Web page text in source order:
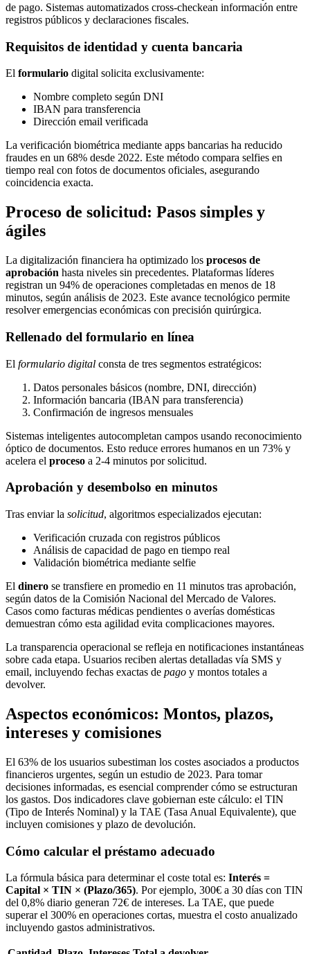
de pago. Sistemas automatizados cross-checkean información entre
registros públicos y declaraciones fiscales.
Requisitos de identidad y cuenta bancaria
El formulario digital solicita exclusivamente:
Nombre completo según DNI
IBAN para transferencia
Dirección email verificada
La verificación biométrica mediante apps bancarias ha reducido
fraudes en un 68% desde 2022. Este método compara selfies en
tiempo real con fotos de documentos oficiales, asegurando
coincidencia exacta.
Proceso de solicitud: Pasos simples y
ágiles
La digitalización financiera ha optimizado los procesos de
aprobación hasta niveles sin precedentes. Plataformas líderes
registran un 94% de operaciones completadas en menos de 18
minutos, según análisis de 2023. Este avance tecnológico permite
resolver emergencias económicas con precisión quirúrgica.
Rellenado del formulario en línea
El formulario digital consta de tres segmentos estratégicos:
Datos personales básicos (nombre, DNI, dirección)
Información bancaria (IBAN para transferencia)
Confirmación de ingresos mensuales
Sistemas inteligentes autocompletan campos usando reconocimiento
óptico de documentos. Esto reduce errores humanos en un 73% y
acelera el proceso a 2-4 minutos por solicitud.
Aprobación y desembolso en minutos
Tras enviar la solicitud, algoritmos especializados ejecutan:
Verificación cruzada con registros públicos
Análisis de capacidad de pago en tiempo real
Validación biométrica mediante selfie
El dinero se transfiere en promedio en 11 minutos tras aprobación,
según datos de la Comisión Nacional del Mercado de Valores.
Casos como facturas médicas pendientes o averías domésticas
demuestran cómo esta agilidad evita complicaciones mayores.
La transparencia operacional se refleja en notificaciones instantáneas
sobre cada etapa. Usuarios reciben alertas detalladas vía SMS y
email, incluyendo fechas exactas de pago y montos totales a
devolver.
Aspectos económicos: Montos, plazos,
intereses y comisiones
El 63% de los usuarios subestiman los costes asociados a productos
financieros urgentes, según un estudio de 2023. Para tomar
decisiones informadas, es esencial comprender cómo se estructuran
los gastos. Dos indicadores clave gobiernan este cálculo: el TIN
(Tipo de Interés Nominal) y la TAE (Tasa Anual Equivalente), que
incluyen comisiones y plazo de devolución.
Cómo calcular el préstamo adecuado
La fórmula básica para determinar el coste total es: Interés =
Capital × TIN × (Plazo/365). Por ejemplo, 300€ a 30 días con TIN
del 0,8% diario generan 72€ de intereses. La TAE, que puede
superar el 300% en operaciones cortas, muestra el costo anualizado
incluyendo gastos administrativos.